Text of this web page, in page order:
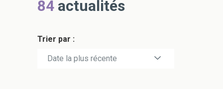
84actualités
Trier par :
Date la plus récente